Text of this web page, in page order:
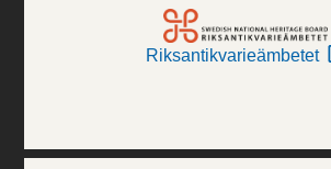
Riksantikvarieämbetet